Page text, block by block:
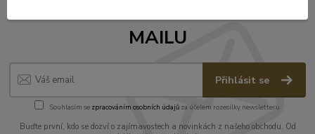
MAILU
Přihlásit se
Souhlasím se zpracováním osobních údajůza účelem rozesílky newsletteru.
Buďte první, kdo se dozví o zajímavostech a novinkách z našeho obchodu. Od